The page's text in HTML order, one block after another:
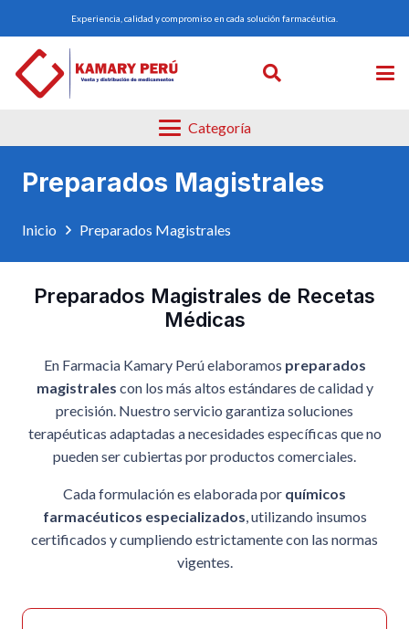
Experiencia, calidad y compromiso en cada solución farmacéutica.
Categoría
Preparados Magistrales
Inicio Preparados Magistrales
Preparados Magistrales de Recetas
Médicas
En Farmacia Kamary Perú elaboramos preparados
magistrales con los más altos estándares de calidad y
precisión. Nuestro servicio garantiza soluciones
terapéuticas adaptadas a necesidades específicas que no
pueden ser cubiertas por productos comerciales.
Cada formulación es elaborada por químicos
farmacéuticos especializados, utilizando insumos
certificados y cumpliendo estrictamente con las normas
vigentes.